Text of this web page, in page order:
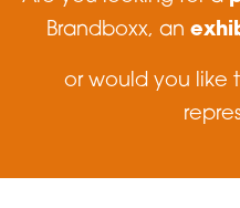
Brandboxx, an
or would you like